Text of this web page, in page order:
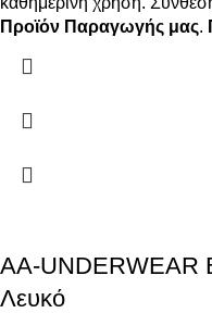
Προϊόν Παραγωγής μας.
AA-UNDERWEAR
Λευκό